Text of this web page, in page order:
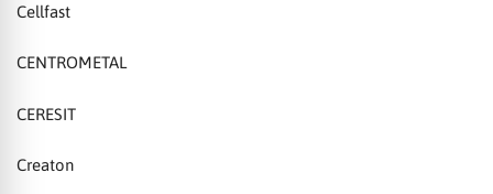
Cellfast
CENTROMETAL
CERESIT
Creaton